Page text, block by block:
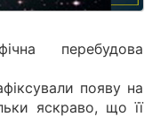
перебудова
появу на
яскраво, що її